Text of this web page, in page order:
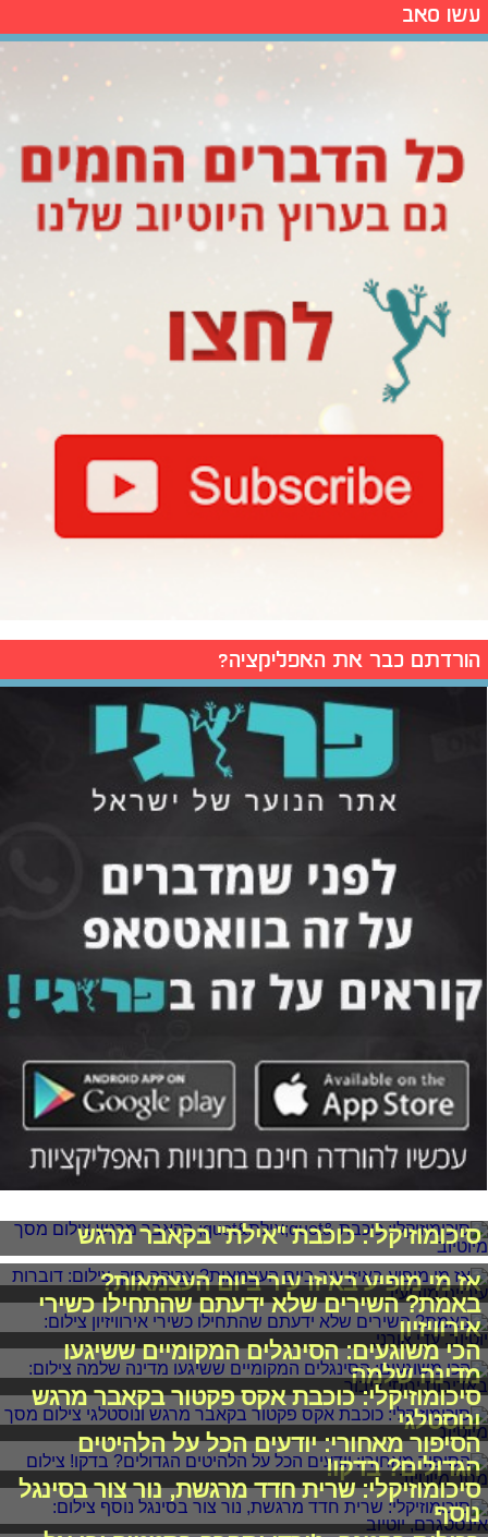
עשו סאב
הורדתם כבר את האפליקציה?
סיכומוזיקלי: כוכבת "אילת" בקאבר מרגש
אז מי מופיע באיזו עיר ביום העצמאות?
באמת? השירים שלא ידעתם שהתחילו כשירי
אירוויזיון
הכי משוגעים: הסינגלים המקומיים ששיגעו
מדינה שלמה
סיכומוזיקלי: כוכבת אקס פקטור בקאבר מרגש
ונוסטלגי
הסיפור מאחורי: יודעים הכל על הלהיטים
הגדולים? בדקו!
סיכומוזיקלי: שרית חדד מרגשת, נור צור בסינגל
נוסף